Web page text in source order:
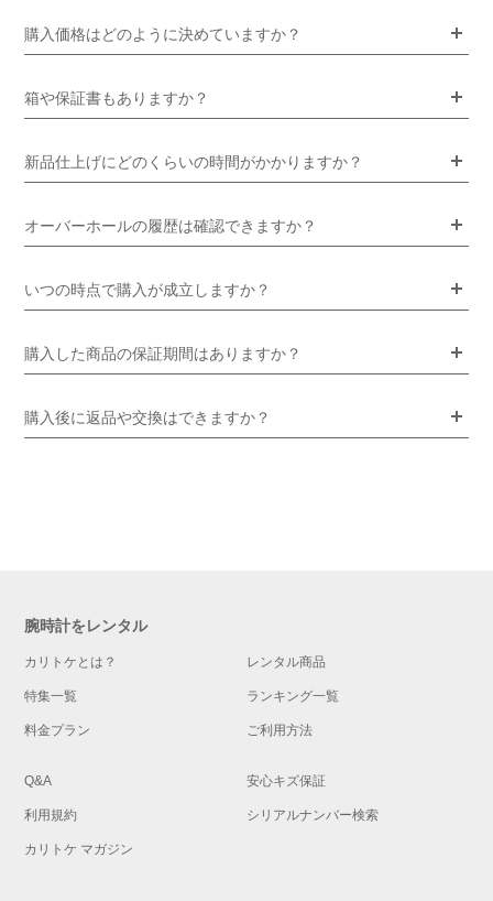
購入価格はどのように決めていますか？
箱や保証書もありますか？
新品仕上げにどのくらいの時間がかかりますか？
オーバーホールの履歴は確認できますか？
いつの時点で購入が成立しますか？
購入した商品の保証期間はありますか？
購入後に返品や交換はできますか？
腕時計をレンタル
カリトケとは？ レンタル商品
特集一覧 ランキング一覧
料金プラン ご利用方法
Q&A 安心キズ保証
利用規約 シリアルナンバー検索
カリトケ マガジン